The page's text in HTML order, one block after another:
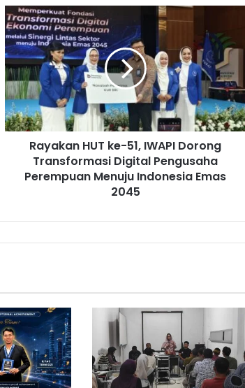
R
a
y
a
k
a
n
H
U
1
P
I
D
o
r
o
n
Rayakan HUT ke-51, IWAPI Dorong
Transformasi Digital Pengusaha
Perempuan Menuju Indonesia Emas
2045